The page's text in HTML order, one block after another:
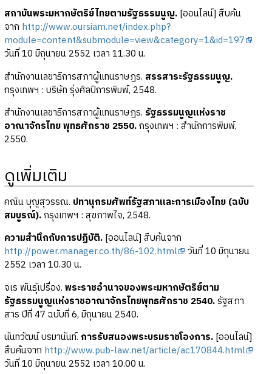
สถาบันพระมหากษัตริย์ไทยตามรัฐธรรมนูญ.[ออนไลน์] สืบค้น
จาก http://www.oursiam.net/index.php?
module=content&submodule=view&category=1&id=197
วันที่ 10 มิถุนายน 2552 เวลา 11.30 น.
สำนักงานเลขาธิการสภาผู้แทนราษฎร. สรรสาระรัฐธรรมนูญ.
กรุงเทพฯ : บริษัท รุ่งศิลป์การพิมพ์, 2548.
สำนักงานเลขาธิการสภาผู้แทนราษฎร. รัฐธรรมนูญแห่งราช
อาณาจักรไทย พุทธศักราช 2550.กรุงเทพฯ : สำนักการพิมพ์,
2550.
ดูเพิ่มเติม
คณิน บุญสุวรรณ. ปทานุกรมศัพท์รัฐสภาและการเมืองไทย (ฉบับ
สมบูรณ์).กรุงเทพฯ : สุขภาพใจ, 2548.
ความสำนึกกับการปฏิบัติ.[ออนไลน์] สืบค้นจาก
http://power.manager.co.th/86-102.html
วันที่ 10 มิถุนายน
2552 เวลา 10.30 น.
จเร พันธุ์เปรื่อง. พระราชอำนาจของพระมหากษัตริย์ตาม
รัฐธรรมนูญแห่งราชอาณาจักรไทยพุทธศักราช 2540.รัฐสภา
สาร ปีที่ 47 ฉบับที่ 6, มิถุนายน 2540.
นันทวัฒน์ บรมานันท์.การรับสนองพระบรมราชโองการ.[ออนไลน์]
สืบค้นจาก http://www.pub-law.net/article/ac170844.html
วันที่ 10 มิถุนายน 2552 เวลา 10.00 น.